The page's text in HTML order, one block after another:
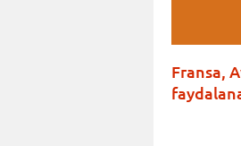
Fransa,